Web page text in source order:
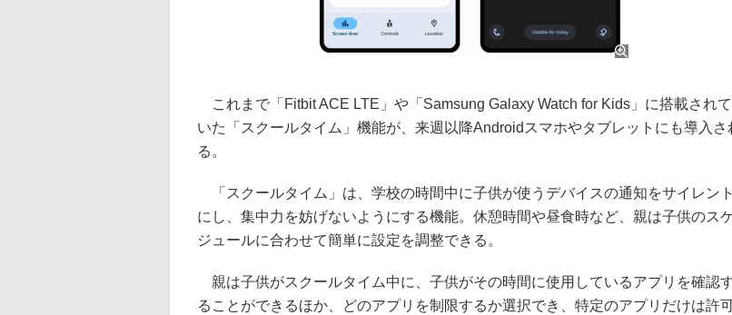
これまで「Fitbit ACE LTE」や「Samsung Galaxy Watch for Kids」に搭載されて
いた「スクールタイム」機能が、来週以降Androidスマホやタブレットにも導入さ
る。
「スクールタイム」は、学校の時間中に子供が使うデバイスの通知をサイレント
にし、集中力を妨げないようにする機能。休憩時間や昼食時など、親は子供のス
ジュールに合わせて簡単に設定を調整できる。
親は子供がスクールタイム中に、子供がその時間に使用しているアプリを確認
ることができるほか、どのアプリを制限するか選択でき、特定のアプリだけは許